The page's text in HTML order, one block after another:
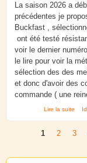
La saison 2026 a
précédentes je
Buckfast ,
ont été testé
voir le dernier
le lire pour voir la
sélection des des
et donc d'avoir des
commande ( une
Lire la suite de
1 2 3